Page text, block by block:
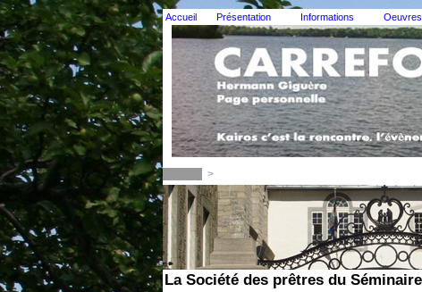
Accueil Présentation Informations
>
La Société des prêtres du